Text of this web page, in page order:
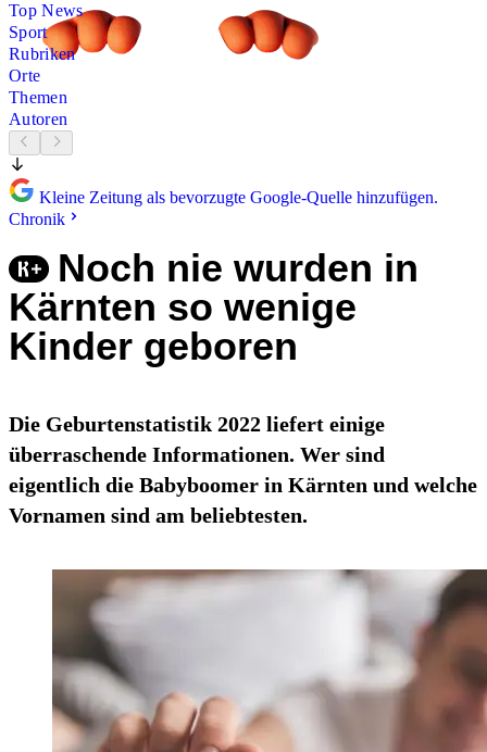
Top News
Sport
Rubriken
Orte
Themen
Autoren
Kleine Zeitung als bevorzugte Google-Quelle hinzufügen.
Chronik
Noch nie wurden in
Kärnten so wenige
Kinder geboren
Die Geburtenstatistik 2022 liefert einige
überraschende Informationen. Wer sind
eigentlich die Babyboomer in Kärnten und welche
Vornamen sind am beliebtesten.